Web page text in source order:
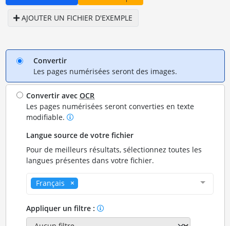
AJOUTER UN FICHIER D'EXEMPLE
Convertir
Les pages numérisées seront des images.
Convertir avecOCR
Les pages numérisées seront converties en texte
modifiable.
Langue source de votre fichier
Pour de meilleurs résultats, sélectionnez toutes les
langues présentes dans votre fichier.
Français
Appliquer un filtre :